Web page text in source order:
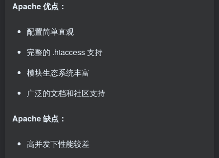
Apache 优点：
配置简单直观
完整的 .htaccess 支持
模块生态系统丰富
广泛的文档和社区支持
Apache 缺点：
高并发下性能较差